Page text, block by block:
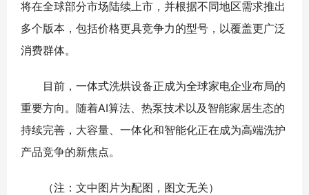
将在全球部分市场陆续上市，并根据不同地区需求推出
多个版本，包括价格更具竞争力的型号，以覆盖更广泛
消费群体。
目前，一体式洗烘设备正成为全球家电企业布局的
重要方向。随着AI算法、热泵技术以及智能家居生态的
持续完善，大容量、一体化和智能化正在成为高端洗护
产品竞争的新焦点。
（注：文中图片为配图，图文无关）